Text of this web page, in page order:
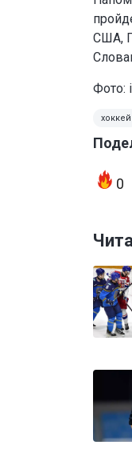
США,
Фото:
хоккей
0